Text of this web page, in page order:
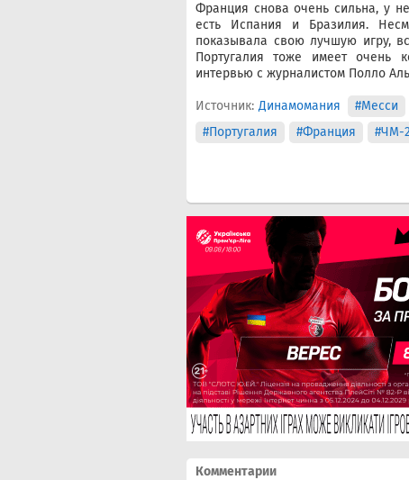
Франция снова очень сильна, у
есть Испания и Бразилия.
показывала свою лучшую игру,
Португалия тоже имеет очень
интервью с журналистом Полло
Источник: Динамомания #Месси
#Португалия
#Франция #ЧМ-
Комментарии